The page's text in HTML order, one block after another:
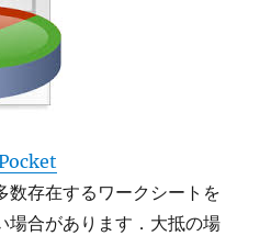
存在するワークシートを
場合があります．大抵の場